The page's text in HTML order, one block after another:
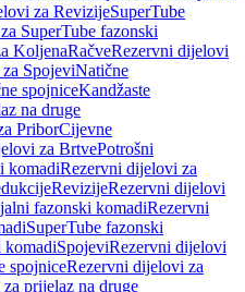
za RevizijeSuperTube
SuperTube fazonski
KoljenaRačveRezervni dijelovi
SpojeviNatične
spojniceKandžaste
na druge
PriborCijevne
za BrtvePotrošni
komadiRezervni dijelovi za
RevizijeRezervni dijelovi
fazonski komadiRezervni
SuperTube fazonski
komadiSpojeviRezervni dijelovi
spojniceRezervni dijelovi za
prijelaz na druge